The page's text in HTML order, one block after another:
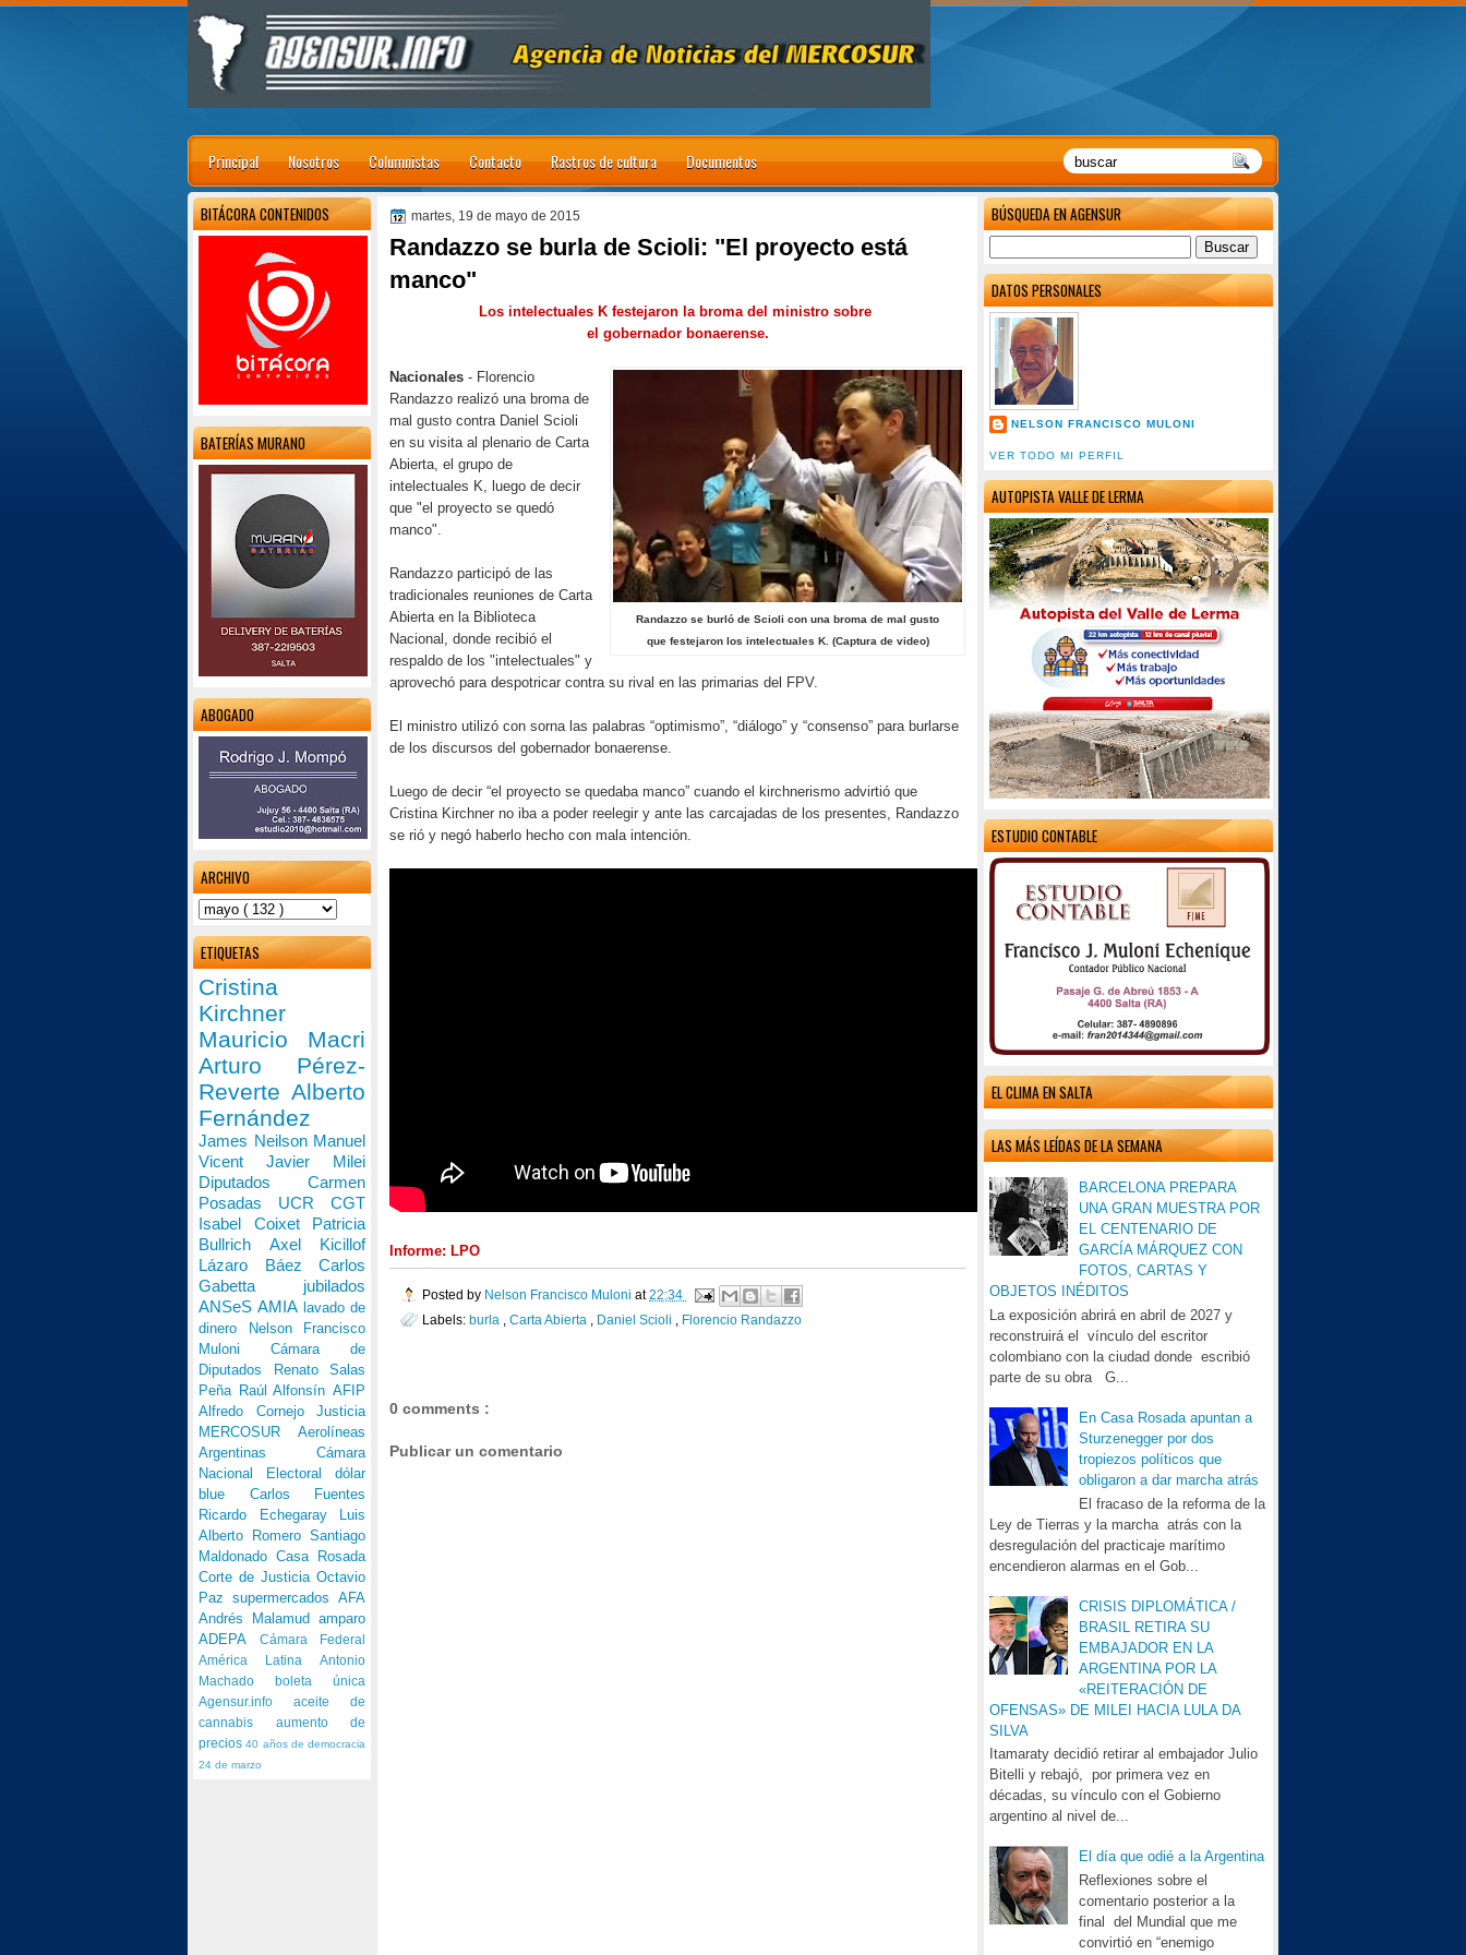
Principal Nosotros Columnistas Contacto Rastros de cultura Documentos
BÚSQUEDA EN AGENSUR
DATOS PERSONALES
NELSON FRANCISCO MULONI
VER TODO MI PERFIL
AUTOPISTA VALLE DE LERMA
ESTUDIO CONTABLE
EL CLIMA EN SALTA
LAS MÁS LEÍDAS DE LA SEMANA
BARCELONA PREPARA
UNA GRAN MUESTRA POR
EL CENTENARIO DE
GARCÍA MÁRQUEZ CON
FOTOS, CARTAS Y
OBJETOS INÉDITOS
La exposición abrirá en abril de 2027 y
reconstruirá el vínculo del escritor
colombiano con la ciudad donde escribió
parte de su obra G...
En Casa Rosada apuntan a
Sturzenegger por dos
tropiezos políticos que
obligaron a dar marcha atrás
El fracaso de la reforma de la
Ley de Tierras y la marcha atrás con la
desregulación del practicaje marítimo
encendieron alarmas en el Gob...
CRISIS DIPLOMÁTICA /
BRASIL RETIRA SU
EMBAJADOR EN LA
ARGENTINA POR LA
«REITERACIÓN DE
OFENSAS» DE MILEI HACIA LULA DA
SILVA
Itamaraty decidió retirar al embajador Julio
Bitelli y rebajó, por primera vez en
décadas, su vínculo con el Gobierno
argentino al nivel de...
El día que odié a la Argentina
Reflexiones sobre el
comentario posterior a la
final del Mundial que me
convirtió en “enemigo
martes, 19 de mayo de 2015
Randazzo se burla de Scioli: "El proyecto está
manco"
Los intelectuales K festejaron la broma del ministro sobre
el gobernador bonaerense.
Randazzo se burló de Scioli con una broma de mal gusto
que festejaron los intelectuales K. (Captura de video)
Nacionales - Florencio
Randazzo realizó una broma de
mal gusto contra Daniel Scioli
en su visita al plenario de Carta
Abierta, el grupo de
intelectuales K, luego de decir
que "el proyecto se quedó
manco".
Randazzo participó de las
tradicionales reuniones de Carta
Abierta en la Biblioteca
Nacional, donde recibió el
respaldo de los "intelectuales" y
aprovechó para despotricar contra su rival en las primarias del FPV.
El ministro utilizó con sorna las palabras “optimismo”, “diálogo” y “consenso” para burlarse
de los discursos del gobernador bonaerense.
Luego de decir “el proyecto se quedaba manco” cuando el kirchnerismo advirtió que
Cristina Kirchner no iba a poder reelegir y ante las carcajadas de los presentes, Randazzo
se rió y negó haberlo hecho con mala intención.
Informe: LPO
Posted by Nelson Francisco Muloni at22:34
Labels: burla Carta Abierta Daniel Scioli Florencio Randazzo
0 comments :
Publicar un comentario
BITÁCORA CONTENIDOS
BATERÍAS MURANO
ABOGADO
ARCHIVO
ETIQUETAS
Cristina
Kirchner
Mauricio Macri
Arturo Pérez-
Reverte Alberto
Fernández
James Neilson Manuel
Vicent Javier Milei
Diputados Carmen
Posadas UCR CGT
Isabel Coixet Patricia
Bullrich Axel Kicillof
Lázaro Báez Carlos
Gabetta jubilados
ANSeSAMIA lavado de
dinero
Nelson Francisco
Muloni Cámara de
Diputados
Renato Salas
Peña Raúl AlfonsínAFIP
Alfredo Cornejo Justicia
MERCOSUR Aerolíneas
Argentinas Cámara
Nacional Electoral dólar
blue Carlos Fuentes
Ricardo Echegaray
Luis
Alberto Romero Santiago
Maldonado Casa Rosada
Corte de Justicia Octavio
Paz supermercados AFA
Andrés Malamud amparo
ADEPA
Cámara Federal
América Latina Antonio
Machado boleta única
Agensur.info aceite de
cannabis aumento de
precios40 años de democracia
24 de marzo